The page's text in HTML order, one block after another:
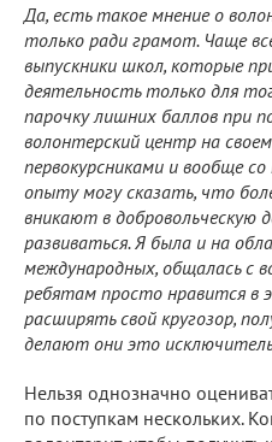
Да, есть такое мнение о
только ради грамот. Чаще
выпускники школ, которые
деятельность только для
парочку лишних баллов при
волонтерский центр на
первокурсниками и вообще
опыту могу сказать, что
вникают в добровольческую
развиваться. Я была и на
международных, общалась с
ребятам просто нравится в
расширять свой кругозор,
делают они это
Нельзя однозначно
по поступкам нескольких.